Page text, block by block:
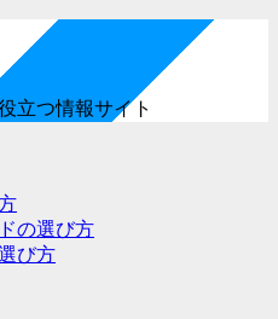
立つ情報サイト
の選び方
び方